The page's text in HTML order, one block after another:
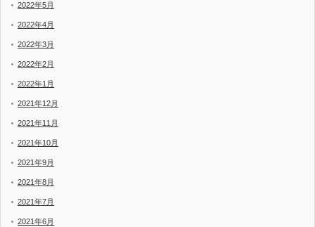
2022年5月
2022年4月
2022年3月
2022年2月
2022年1月
2021年12月
2021年11月
2021年10月
2021年9月
2021年8月
2021年7月
2021年6月